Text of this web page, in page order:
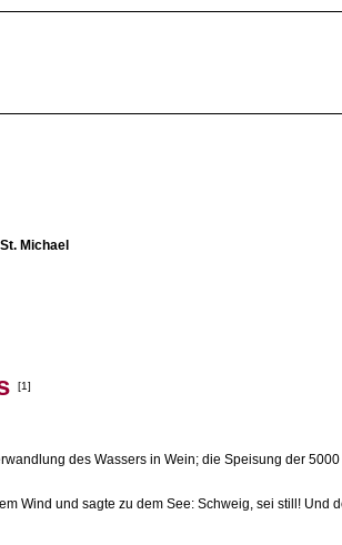
Michael
[1]
des Wassers in Wein; die Speisung der
Wind und sagte zu dem See: Schweig, sei still! Und